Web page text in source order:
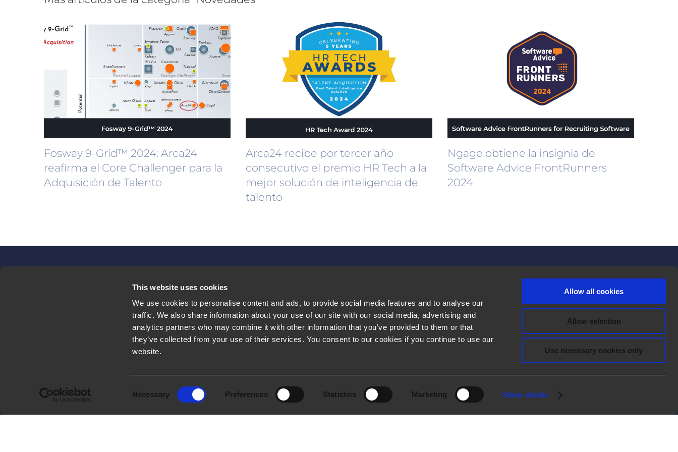
This website uses cookies
We use cookies to personalise content and ads, to provide social media features and to analyse our
traffic. We also share information about your use of our site with our social media, advertising and
analytics partners who may combine it with other information that you’ve provided to them or that
they’ve collected from your use of their services. You consent to our cookies if you continue to use our
website.
Necessary Preferences Statistics Marketing Show details
Allow all cookies
Allow selection
Use necessary cookies only
Fosway 9-Grid™ 2024: Arca24
reafirma el Core Challenger para la
Adquisición de Talento
Arca24 recibe por tercer año
consecutivo el premio HR Tech a la
mejor solución de inteligencia de
talento
Ngage obtiene la insignia de
Software Advice FrontRunners
2024
Arca24 es una HR Tech Factory especializada
en el desarrollo de software en la nube para
el sector de recursos humanos.
Trabajar con nosotros
FOLLOW US!
Politica de Privacidad y Cookies
Politica de Calidad Tutoriales de productos
Licencias de software libre